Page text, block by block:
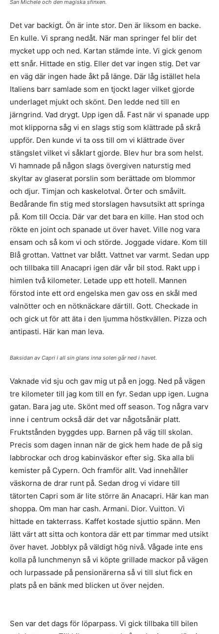
San Michele och den magiska sfinxen.
Det var backigt. Ön är inte stor. Den är liksom en backe.
En kulle. Vi sprang nedåt. När man springer fel blir det
mycket upp och ned. Kartan stämde inte. Vi gick genom
ett snår. Hittade en stig. Eller det var ingen stig. Det var
en väg där ingen hade åkt på länge. Där låg istället hela
Italiens barr samlade som en tjockt lager vilket gjorde
underlaget mjukt och skönt. Den ledde ned till en
järngrind. Vad drygt. Upp igen då. Fast när vi spanade upp
mot klipporna såg vi en slags stig som klättrade på skrå
uppför. Den kunde vi ta oss till om vi klättrade över
stängslet vilket vi såklart gjorde. Blev hur bra som helst.
Vi hamnade på någon slags övergiven naturstig med
skyltar av glaserat porslin som berättade om blommor
och djur. Timjan och kaskelotval. Örter och småvilt.
Bedårande fin stig med storslagen havsutsikt att springa
på. Kom till Occia. Där var det bara en kille. Han stod och
rökte en joint och spanade ut över havet. Ville nog vara
ensam och så kom vi och störde. Joggade vidare. Kom till
Blå grottan. Vattnet var blått. Vattnet var varmt. Sedan upp
och tillbaka till Anacapri igen där vår bil stod. Rakt upp i
himlen två kilometer. Letade upp ett hotell. Mannen
förstod inte ett ord engelska men gav oss en skål med
valnötter och en nötknäckare därtill. Gott. Checkade in
och gick ut för att äta i den ljumma höstkvällen. Pizza och
antipasti. Här kan man leva.
Baksidan av Capri i all sin glans inna solen går ned i havet.
Vaknade vid sju och gav mig ut på en jogg. Ned på vägen
tre kilometer till jag kom till en fyr. Sedan upp igen. Lugna
gatan. Bara jag ute. Skönt med off season. Tog några varv
inne i centrum också där det var någotsånär platt.
Fruktstånden byggdes upp. Barnen på väg till skolan.
Precis som dagen innan när de gick hem hade de på sig
labbrockar och drog kabinväskor efter sig. Ska alla bli
kemister på Cypern. Och framför allt. Vad innehåller
väskorna de drar runt på. Sedan drog vi vidare till
tätorten Capri som är lite större än Anacapri. Här kan man
shoppa. Om man har cash. Armani. Dior. Vuitton. Vi
hittade en takterrass. Kaffet kostade sjuttio spänn. Men
lätt värt att sitta och kontora där ett par timmar med utsikt
över havet. Jobblyx på väldigt hög nivå. Vågade inte ens
kolla på lunchmenyn så vi köpte grillade mackor på vägen
och lurpassade på pensionärerna så vi till slut fick en
plats på en bänk med blicken ut över nejden.
Sen var det dags för löparpass. Vi gick tillbaka till bilen